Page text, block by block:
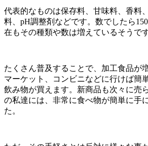
代表的なものは保存料、甘味料、香料
料、pH調整剤などです。数でしたら
在もその種類や数は増えているそうです
たくさん普及することで、加工食品が
マーケット、コンビニなどに行けば簡
飲み物が買えます。新商品も次々に売
の私達には、非常に食べ物が簡単に手
た。